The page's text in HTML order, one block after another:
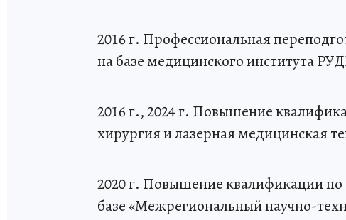
2016 г. Профессиональная
на базе медицинского института
2016 г., 2024 г. Повышение
хирургия и лазерная медицинская
2020 г. Повышение квалификации по
базе «Межрегиональный научно-